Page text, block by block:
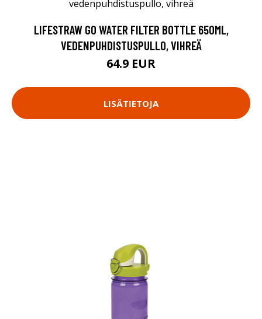
LIFESTRAW GO WATER FILTER BOTTLE 650ML,
VEDENPUHDISTUSPULLO, VIHREÄ
64.9 EUR
LISÄTIETOJA